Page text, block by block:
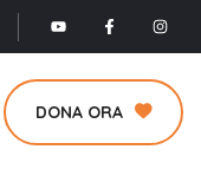
DONA ORA